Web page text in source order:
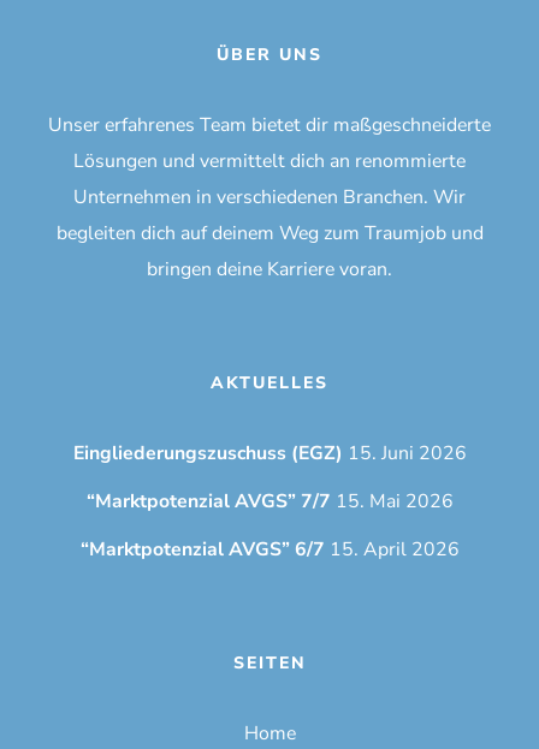
ÜBER UNS
Unser erfahrenes Team bietet dir maßgeschneiderte
Lösungen und vermittelt dich an renommierte
Unternehmen in verschiedenen Branchen. Wir
begleiten dich auf deinem Weg zum Traumjob und
bringen deine Karriere voran.
AKTUELLES
Eingliederungszuschuss (EGZ) 15. Juni 2026
“Marktpotenzial AVGS” 7/7 15. Mai 2026
“Marktpotenzial AVGS” 6/7 15. April 2026
SEITEN
Home